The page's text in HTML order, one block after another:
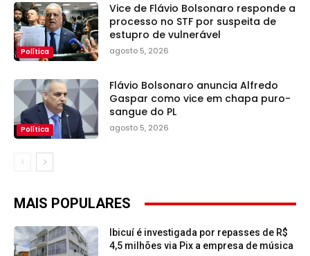
Política
Vice de Flávio Bolsonaro responde a
processo no STF por suspeita de
estupro de vulnerável
agosto 5, 2026
Política
Flávio Bolsonaro anuncia Alfredo
Gaspar como vice em chapa puro-
sangue do PL
agosto 5, 2026
MAIS POPULARES
Ibicuí é investigada por repasses de R$
4,5 milhões via Pix a empresa de música